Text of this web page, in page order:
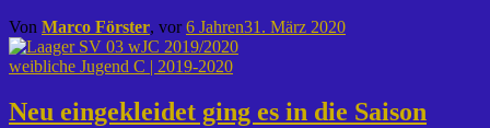
Von Marco Förster, vor6 Jahren31. März 2020
weibliche Jugend C | 2019-2020
Neu eingekleidet ging es in die Saison